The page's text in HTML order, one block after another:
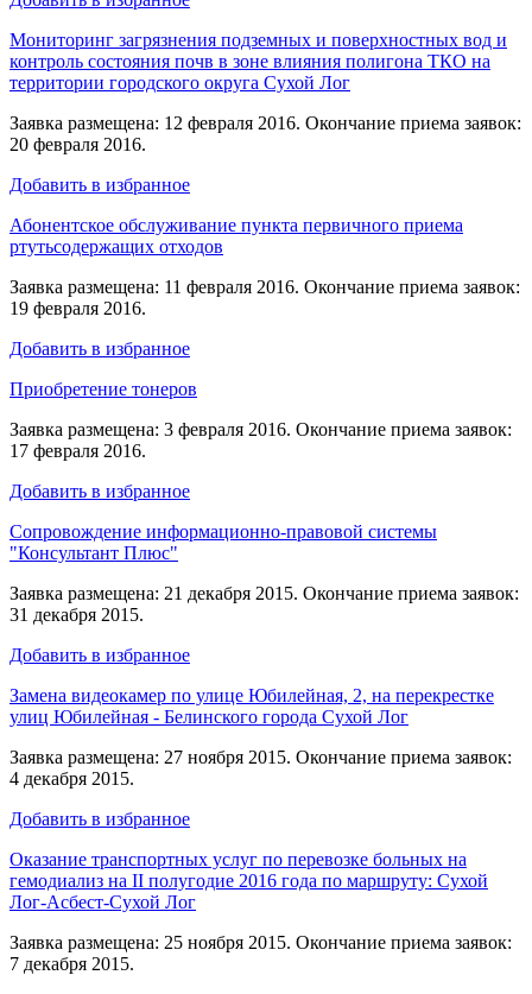
Мониторинг загрязнения подземных и поверхностных вод и
контроль состояния почв в зоне влияния полигона ТКО на
территории городского округа Сухой Лог
Заявка размещена: 12 февраля 2016. Окончание приема заявок:
20 февраля 2016.
Добавить в избранное
Абонентское обслуживание пункта первичного приема
ртутьсодержащих отходов
Заявка размещена: 11 февраля 2016. Окончание приема заявок:
19 февраля 2016.
Добавить в избранное
Приобретение тонеров
Заявка размещена: 3 февраля 2016. Окончание приема заявок:
17 февраля 2016.
Добавить в избранное
Сопровождение информационно-правовой системы
"Консультант Плюс"
Заявка размещена: 21 декабря 2015. Окончание приема заявок:
31 декабря 2015.
Добавить в избранное
Замена видеокамер по улице Юбилейная, 2, на перекрестке
улиц Юбилейная - Белинского города Сухой Лог
Заявка размещена: 27 ноября 2015. Окончание приема заявок:
4 декабря 2015.
Добавить в избранное
Оказание транспортных услуг по перевозке больных на
гемодиализ на II полугодие 2016 года по маршруту: Сухой
Лог-Асбест-Сухой Лог
Заявка размещена: 25 ноября 2015. Окончание приема заявок:
7 декабря 2015.